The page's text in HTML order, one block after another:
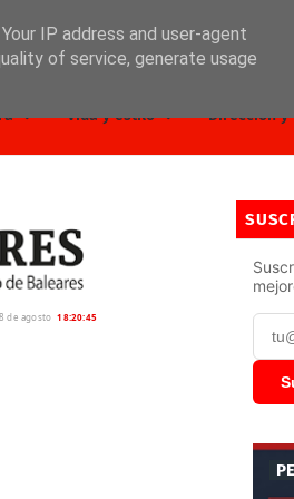
Vida y estilo Dirección y
8 de agosto 18:20:47
IP address and user-agent
of service, generate usage